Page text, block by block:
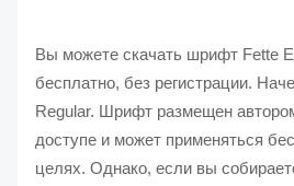
Вы можете скачать шрифт Fette
бесплатно, без регистрации.
Regular. Шрифт размещен
доступе и может применяться
целях. Однако, если вы